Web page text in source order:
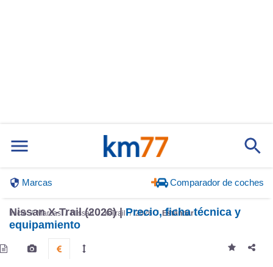
Marcas Comparador de coches
Inicio Marcas Nissan X-Trail 2026 Estándar
Nissan X-Trail (2026) |Precio, ficha técnica y
equipamiento